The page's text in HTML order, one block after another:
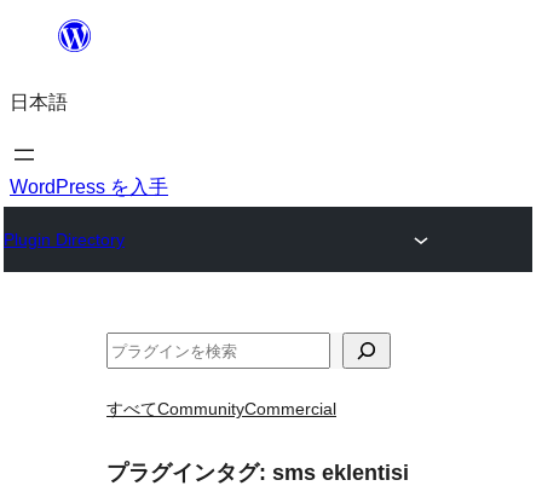
を
ス
キ
プ
日本語
WordPress を入手
Plugin Directory
検
すべてCommunityCommercial
プラグインタグ: sms eklentisi